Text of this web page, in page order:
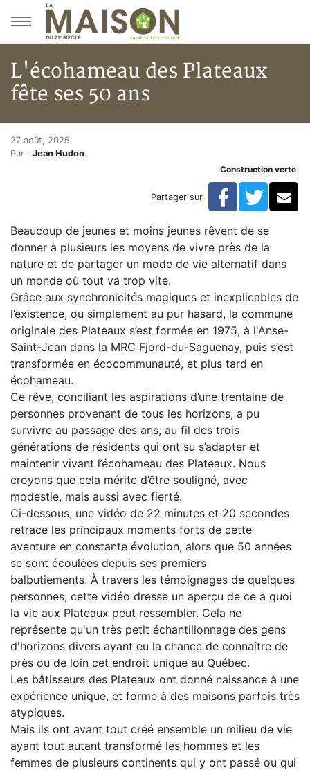
Aller au menu principal
Aller au contenu principal
L'écohameau des Plateaux
fête ses 50 ans
Accueil
Articles
L'écohameau des Plateaux fête ses 50 ans
L'écohameau des Plateaux
27 août, 2025
Par : Jean Hudon
Construction verte
Partager sur Facebook
Beaucoup de jeunes et moins jeunes rêvent de se
donner à plusieurs les moyens de vivre près de la
nature et de partager un mode de vie alternatif dans
un monde où tout va trop vite.
Grâce aux synchronicités magiques et inexplicables de
l’existence, ou simplement au pur hasard, la commune
originale des Plateaux s’est formée en 1975, à l'Anse-
Saint-Jean dans la MRC Fjord-du-Saguenay, puis s’est
transformée en écocommunauté, et plus tard en
écohameau.
Ce rêve, conciliant les aspirations d’une trentaine de
personnes provenant de tous les horizons, a pu
survivre au passage des ans, au fil des trois
générations de résidents qui ont su s’adapter et
maintenir vivant l’écohameau des Plateaux. Nous
croyons que cela mérite d’être souligné, avec
modestie, mais aussi avec fierté.
Ci-dessous, une vidéo de 22 minutes et 20 secondes
retrace les principaux moments forts de cette
aventure en constante évolution, alors que 50 années
se sont écoulées depuis ses premiers
balbutiements. À travers les témoignages de quelques
personnes, cette vidéo dresse un aperçu de ce à quoi
la vie aux Plateaux peut ressembler. Cela ne
représente qu'un très petit échantillonnage des gens
d'horizons divers ayant eu la chance de connaître de
près ou de loin cet endroit unique au Québec.
Les bâtisseurs des Plateaux ont donné naissance à une
expérience unique, et forme à des maisons parfois très
atypiques.
Mais ils ont avant tout créé ensemble un milieu de vie
ayant tout autant transformé les hommes et les
femmes de plusieurs continents qui y ont passé ou qui